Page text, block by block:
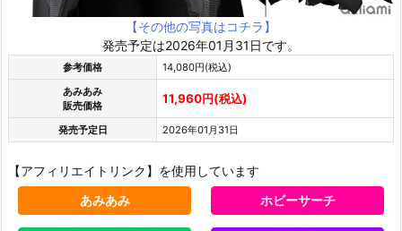
【その他の写真はコチラ】
発売予定は2026年01月31日です。
参考価格
14,080円(税込)
あみあみ
販売価格
11,960円(税込)
発売予定日 2026年01月31日
【アフィリエイトリンク】を使用しています
あみあみ
ホビーサーチ